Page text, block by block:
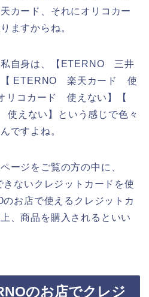
カード、それにオリコカー
ますからね。
私自身は、【ETERNO 三井
ETERNO 楽天カード 使
リコカード 使えない】【
えない】という感じで色々
ですよね。
ージをご覧の方の中に、
ないクレジットカードを使
お店で使えるクレジットカ
、商品を購入されるといい
のお店でクレジ